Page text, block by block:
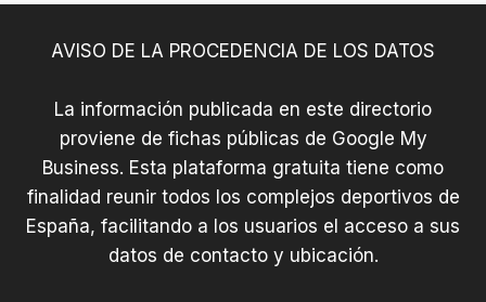
AVISO DE LA PROCEDENCIA DE LOS DATOS
La información publicada en este directorio
proviene de fichas públicas de Google My
Business. Esta plataforma gratuita tiene como
finalidad reunir todos los complejos deportivos de
España, facilitando a los usuarios el acceso a sus
datos de contacto y ubicación.